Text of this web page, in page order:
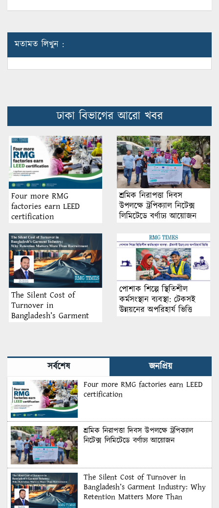
মতামত লিখুন :
ঢাকা বিভাগের আরো খবর
Four more RMG
factories earn LEED
certification
শ্রমিক নিরাপত্তা দিবস
উপলক্ষে ট্রপিক্যাল নিটেক্স
লিমিটেডে বর্ণাঢ্য আয়োজন
The Silent Cost of
Turnover in
Bangladesh’s Garment
পোশাক শিল্পে স্থিতিশীল
কর্মসংস্থান ব্যবস্থা: টেকসই
উন্নয়নের অপরিহার্য ভিত্তি
সর্বশেষ জনপ্রিয়
Four more RMG factories earn LEED
certification
শ্রমিক নিরাপত্তা দিবস উপলক্ষে ট্রপিক্যাল
নিটেক্স লিমিটেডে বর্ণাঢ্য আয়োজন
The Silent Cost of Turnover in
Bangladesh’s Garment Industry: Why
Retention Matters More Than